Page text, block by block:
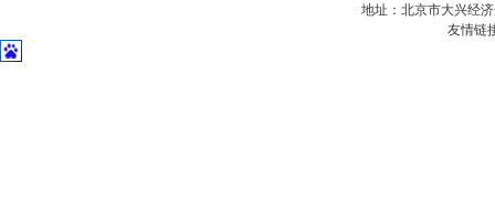
地址：北京市大兴经
友情链